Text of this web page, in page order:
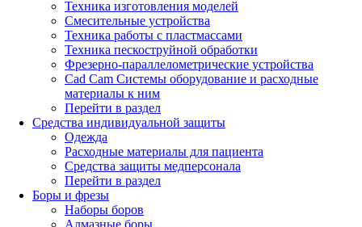
Техника изготовления моделей
Смесительные устройства
Техника работы с пластмассами
Техника пескоструйной обработки
Фрезерно-параллелометрические устройства
Cad Cam Системы оборудование и расходные
материалы к ним
Перейти в раздел
Средства индивидуальной защиты
Одежда
Расходные материалы для пациента
Средства защиты медперсонала
Перейти в раздел
Боры и фрезы
Наборы боров
Алмазные боры